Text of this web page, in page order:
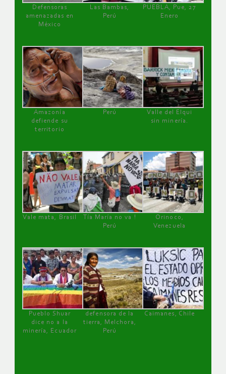
Defensoras
amenazadas en
México
Las Bambas,
Perú
PUEBLA, Pue, 27
Enero
Amazonía
defiende su
territorio
Perú
Valle del Elqui
sin minería.
Vale mata, Brasil
Tía María no va !
Perú
Orinoco,
Venezuela
Pueblo Shuar
dice no a la
minería, Ecuador
defensora de la
tierra, Melchora,
Perú
Caimanes, Chile